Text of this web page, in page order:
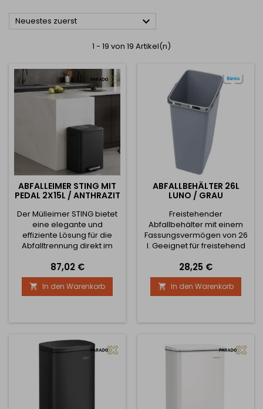
Neuestes zuerst 
1 - 19 von 19 Artikel(n)
ABFALLEIMER STING MIT
PEDAL 2X15L / ANTHRAZIT
Der Mülleimer STING bietet
eine elegante und
effiziente Lösung für die
Abfalltrennung direkt im
zwei separater Fächer mit
einem Volumen von 2×15
Litern haben Sie Kunststoff,
Papier, Glas oder
übersichtlich in einem
die Notwendigkeit
mehrerer Behälter.
Premium-Qualität und
Preis
87,02 €
 In den Warenkorb
ABFALLBEHÄLTER 26L
LUNO / GRAU
Freistehender
Abfallbehälter mit einem
Fassungsvermögen von 26
l. Geeignet für freistehend
Preis
28,25 €
 In den Warenkorb